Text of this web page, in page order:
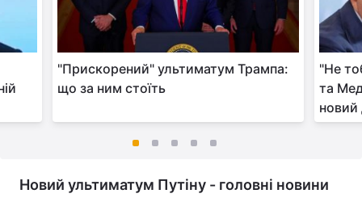
"Прискорений" ультиматум Трампа:
що за ним стоїть
"Не
та
новий
Новий ультиматум Путіну - головні новини